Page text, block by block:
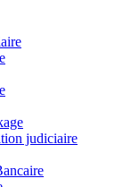
judiciaire